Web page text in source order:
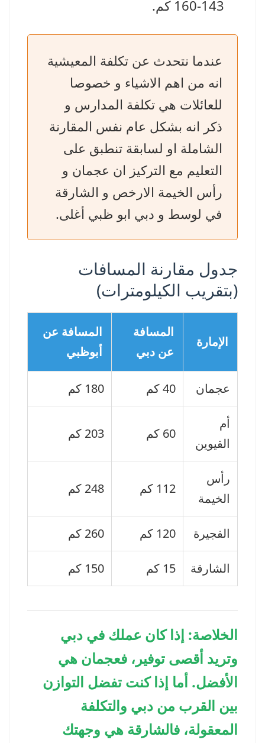
143-160 كم.
عندما نتحدث عن تكلفة المعيشية
انه من اهم الاشياء و خصوصا
للعائلات هي تكلفة المدارس و
ذكر انه بشكل عام نفس المقارنة
الشاملة او لسابقة تنطبق على
التعليم مع التركيز ان عجمان و
رأس الخيمة الارخص و الشارقة
في لوسط و دبي ابو ظبي أغلى.
جدول مقارنة المسافات
(بتقريب الكيلومترات)
الإمارة
المسافة
عن دبي
المسافة عن
أبوظبي
عجمان 40 كم 180 كم
أم
القيوين
60 كم 203 كم
رأس
الخيمة
112 كم 248 كم
الفجيرة 120 كم 260 كم
الشارقة 15 كم 150 كم
الخلاصة: إذا كان عملك في دبي
وتريد أقصى توفير، فعجمان هي
الأفضل. أما إذا كنت تفضل التوازن
بين القرب من دبي والتكلفة
المعقولة، فالشارقة هي وجهتك